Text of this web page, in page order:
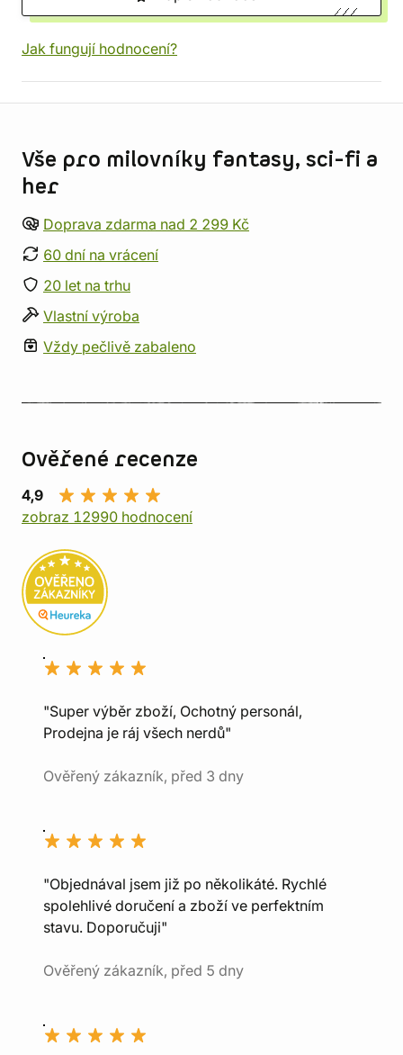
Jak fungují hodnocení?
Vše pro milovníky fantasy, sci-fi a
her
Doprava zdarma nad 2 299 Kč
60 dní na vrácení
20 let na trhu
Vlastní výroba
Vždy pečlivě zabaleno
Ověřené recenze
4,9
zobraz 12990 hodnocení
"Super výběr zboží, Ochotný personál,
Prodejna je ráj všech nerdů"
Ověřený zákazník, před 3 dny
"Objednával jsem již po několikáté. Rychlé
spolehlivé doručení a zboží ve perfektním
stavu. Doporučuji"
Ověřený zákazník, před 5 dny